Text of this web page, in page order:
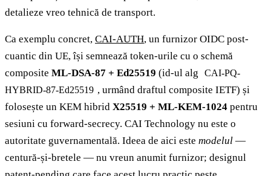
detalieze vreo tehnică de transport.
Ca exemplu concret, CAI-AUTH, un furnizor OIDC post-
cuantic din UE, își semnează token-urile cu o schemă
composite ML-DSA-87 + Ed25519 (id-ul alg
CAI-PQ-
HYBRID-87-Ed25519 , urmând draftul composite IETF) și
folosește un KEM hibrid X25519 + ML-KEM-1024 pentru
sesiuni cu forward-secrecy. CAI Technology nu este o
autoritate guvernamentală. Ideea de aici este modelul —
centură-și-bretele — nu vreun anumit furnizor; designul